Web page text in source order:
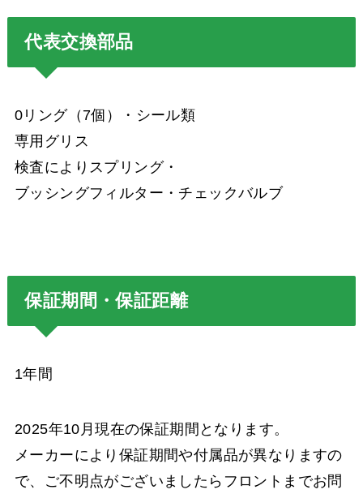
代表交換部品
0リング（7個）・シール類
専用グリス
検査によりスプリング・
ブッシングフィルター・チェックバルブ
保証期間・保証距離
1年間
2025年10月現在の保証期間となります。
メーカーにより保証期間や付属品が異なりますの
で、ご不明点がございましたらフロントまでお問